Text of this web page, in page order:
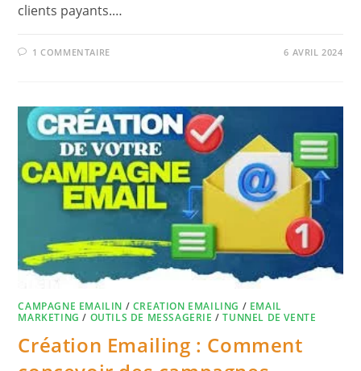
clients payants.…
1 COMMENTAIRE 6 AVRIL 2024
CAMPAGNE EMAILIN / CREATION EMAILING / EMAIL
MARKETING / OUTILS DE MESSAGERIE /TUNNEL DE VENTE
Création Emailing : Comment